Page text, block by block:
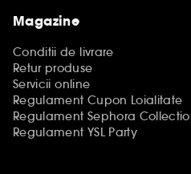
Magazine
Conditii de livrare
Retur produse
Servicii online
Regulament Cupon Loialitate
Regulament Sephora
Regulament YSL Party